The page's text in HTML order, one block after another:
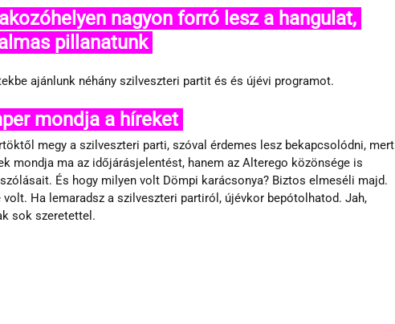
pillanatunk
ajánlunk néhány szilveszteri partit és és újévi programot.
mondja a híreket
megy a szilveszteri parti, szóval érdemes lesz bekapcsolódni, mert
mondja ma az időjárásjelentést, hanem az Alterego közönsége is
És hogy milyen volt Dömpi karácsonya? Biztos elmeséli majd.
Ha lemaradsz a szilveszteri partiról, újévkor bepótolhatod. Jah,
sok szeretettel.